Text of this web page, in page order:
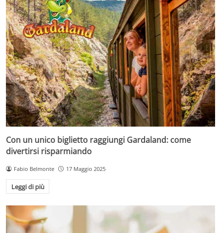
Con un unico biglietto raggiungi Gardaland: come
divertirsi risparmiando
Fabio Belmonte 17 Maggio 2025
Leggi di più